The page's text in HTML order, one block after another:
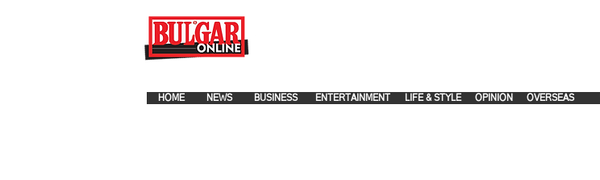
OVERSEAS
OPINION
LIFE & STYLE
ENTERTAINMENT
NEWS
HOME BUSINESS . .